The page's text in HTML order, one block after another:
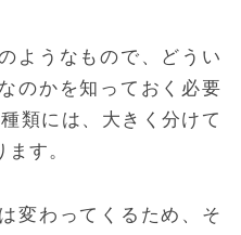
ようなもので、どうい
のかを知っておく必要
類には、大きく分けて
す。
変わってくるため、そ